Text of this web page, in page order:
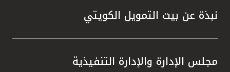
نبذة عن بيت التمويل الكويتي
مجلس الإدارة والإدارة التنفيذية